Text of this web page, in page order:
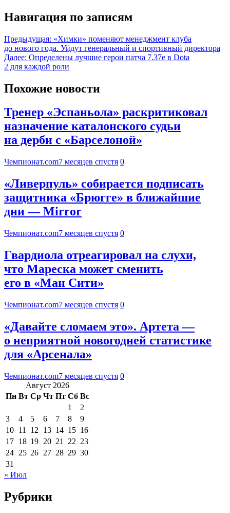
Навигация по записям
Предыдущая: «Химки» поменяют менеджмент клуба
до нового года. Уйдут генеральный и спортивный директора
Далее: Определены лучшие герои патча 7.37е в Dota
2 для каждой роли
Похожие новости
Тренер «Эспаньола» раскритиковал
назначение каталонского судьи
на дерби с «Барселоной»
Чемпионат.com7 месяцев спустя 0
«Ливерпуль» собирается подписать
защитника «Брюгге» в ближайшие
дни — Mirror
Чемпионат.com7 месяцев спустя 0
Гвардиола отреагировал на слухи,
что Мареска может сменить
его в «Ман Сити»
Чемпионат.com7 месяцев спустя 0
«Давайте сломаем это». Артета —
о неприятной новогодней статистике
для «Арсенала»
Чемпионат.com7 месяцев спустя 0
Август 2026
Пн Вт Ср Чт Пт Сб Вс
1
2
3
4 5 6 7 8
9
10 11 12 13 14 15 16
17 18 19 20 21 22 23
24 25 26 27 28 29 30
31
« Июл
Рубрики